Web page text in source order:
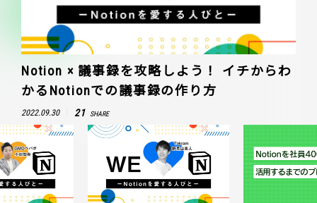
Notion × 議事録を攻略しよう！ イチからわ
かるNotionでの議事録の作り方
2022.09.30 21 SHARE